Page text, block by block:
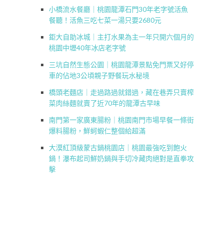
小橋流水餐廳｜桃園龍潭石門30年老字號活魚
餐聽！活魚三吃七菜一湯只要2680元
鉅大自助冰城｜主打水果為主一年只開六個月的
桃園中壢40年冰店老字號
三坑自然生態公園｜桃園龍潭景點免門票又好停
車的佔地3公頃親子野餐玩水秘境
橋頭老麵店｜走過路過就錯過，藏在巷弄只賣榨
菜肉絲麵就賣了近70年的龍潭古早味
南門第一家廣東腸粉｜桃園南門市場早餐一條街
爆料腸粉，鮮蚵蝦仁整個給超滿
大漠紅頂級蒙古鍋桃園店｜桃園最強吃到飽火
鍋！瀑布起司鮮奶鍋與手切冷藏肉絕對是直拳攻
擊